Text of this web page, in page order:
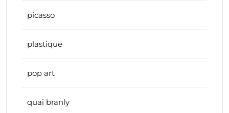
picasso
plastique
pop art
quai branly